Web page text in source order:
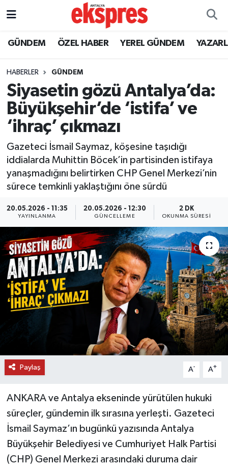
GÜNDEM ÖZEL HABER YEREL GÜNDEM
HABERLER GÜNDEM
Siyasetin gözü Antalya’da:
Büyükşehir’de ‘istifa’ ve
‘ihraç’ çıkmazı
Gazeteci İsmail Saymaz, köşesine taşıdığı
iddialarda Muhittin Böcek’in partisinden istifaya
yanaşmadığını belirtirken CHP Genel Merkezi’nin
sürece temkinli yaklaştığını öne sürdü
20.05.2026 - 11:35
YAYINLANMA
20.05.2026 - 12:30
GÜNCELLEME
2 DK
OKUNMA SÜRESI
Paylaş A- A+
ANKARA ve Antalya ekseninde yürütülen hukuki
süreçler, gündemin ilk sırasına yerleşti. Gazeteci
İsmail Saymaz’ın bugünkü yazısında Antalya
Büyükşehir Belediyesi ve Cumhuriyet Halk Partisi
(CHP) Genel Merkezi arasındaki duruma dair
ÖZEL HABER
YEREL GÜNDEM
EKONOMİ
KÜLTÜR - SANAT
SPOR
SAĞLIK
DÜNYA
EĞİTİM
TURİZM
RÖPORTAJ
VİDEO HABERLER
YAZARLAR
RESMİ İLAN
MAGAZİN
Nöbetçi Eczaneler
Trafik Durumu
Süper Lig Puan Durumu ve Fikstür
Tüm Manşetler
Son Dakika Haberleri
Haber Arşivi